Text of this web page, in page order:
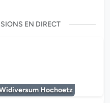
EN DIRECT
Hochoetz